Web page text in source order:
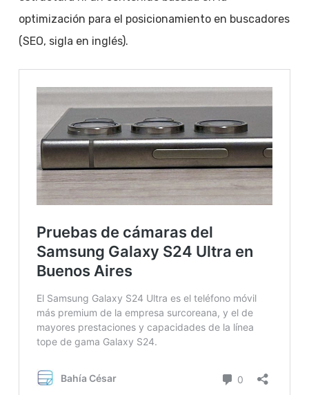
optimización para el posicionamiento en buscadores
(SEO, sigla en inglés).